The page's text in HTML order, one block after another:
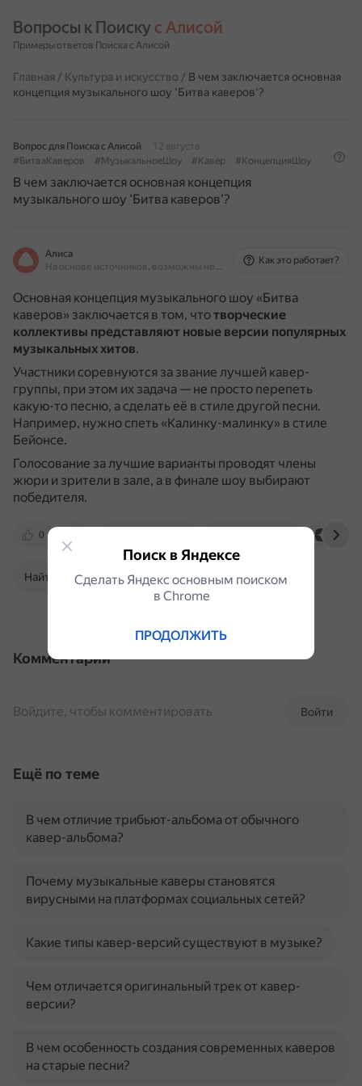
Вопросы к Поиску с Алисой
Примеры ответов Поиска с Алисой
Главная / Культура и искусство / В чем заключается основная
концепция музыкального шоу 'Битва каверов'?
Вопрос для Поиска с Алисой
12 августа
#БитваКаверов
#МузыкальноеШоу #Кавер #КонцепцияШоу
В чем заключается основная концепция
музыкального шоу 'Битва каверов'?
Алиса
На основе источников, возможны неточности
Как это работает?
Основная концепция музыкального шоу «Битва
каверов» заключается в том, чтотворческие
коллективы представляют новые версии популярных
музыкальных хитов.
Участники соревнуются за звание лучшей кавер-
группы, при этом их задача — не просто перепеть
какую-то песню, а сделать её в стиле другой песни.
Например, нужно спеть «Калинку-малинку» в стиле
Бейонсе.
Голосование за лучшие варианты проводят члены
жюри и зрители в зале, а в финале шоу выбирают
победителя.
0
Найти в Поиске
Комментарии
Войти
Войдите, чтобы комментировать
Ещё по теме
В чем отличие трибьют-альбома от обычного
кавер-альбома?
Почему музыкальные каверы становятся
вирусными на платформах социальных сетей?
Какие типы кавер-версий существуют в музыке?
Чем отличается оригинальный трек от кавер-
версии?
В чем особенность создания современных каверов
на старые песни?
Поиск в Яндексе
Сделать Яндекс основным поиском
в Сhrome
ПРОДОЛЖИТЬ